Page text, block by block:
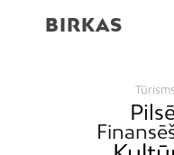
BIRKAS
Tūrisms